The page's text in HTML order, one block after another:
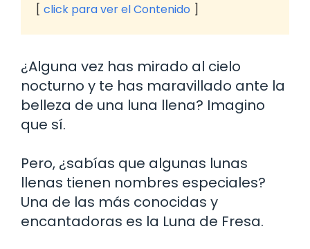
click para ver el Contenido
¿Alguna vez has mirado al cielo
nocturno y te has maravillado ante la
belleza de una luna llena? Imagino
que sí.
Pero, ¿sabías que algunas lunas
llenas tienen nombres especiales?
Una de las más conocidas y
encantadoras es la Luna de Fresa.